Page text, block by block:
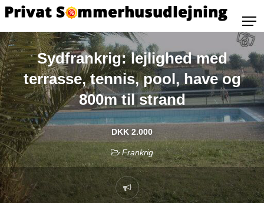
Sydfrankrig: lejlighed med
terrasse, tennis, pool, have og
800m til strand
DKK 2.000
Frankrig